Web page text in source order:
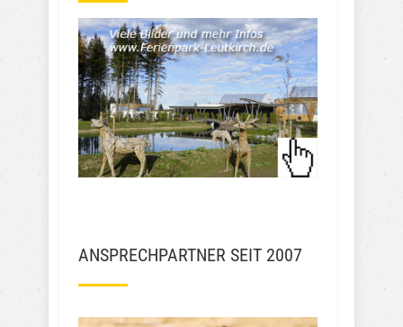
JSH JSH
vor 3 Jahren
Ekna W
vor 3 Jahren
Die Preise fürs
Parken sind  ja unglaublich teuer.
Für 23 Tage soll man 250 ,- Euro
zahlen für die provisorischen
ANSPRECHPARTNER SEIT 2007